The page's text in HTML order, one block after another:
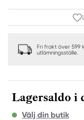
Fri frakt över 599
utlämningsställe.
Lagersaldo i
Välj din butik